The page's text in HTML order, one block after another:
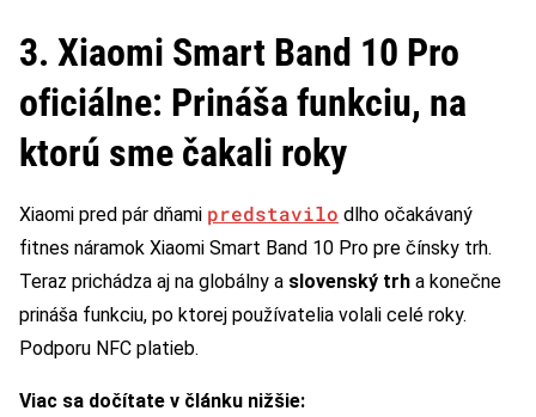
3. Xiaomi Smart Band 10 Pro
oficiálne: Prináša funkciu, na
ktorú sme čakali roky
Xiaomi pred pár dňami predstavilo dlho očakávaný
fitnes náramok Xiaomi Smart Band 10 Pro pre čínsky trh.
Teraz prichádza aj na globálny a slovenský trh a konečne
prináša funkciu, po ktorej používatelia volali celé roky.
Podporu NFC platieb.
Viac sa dočítate v článku nižšie: